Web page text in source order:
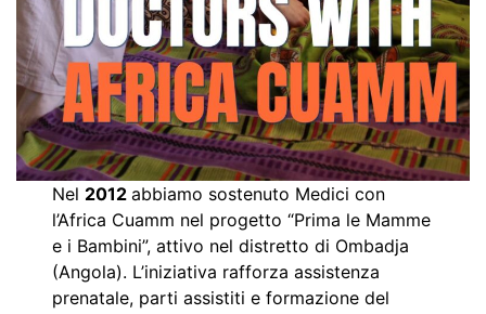
Nel 2012abbiamo sostenuto Medici con
l’Africa Cuamm nel progetto “Prima le Mamme
e i Bambini”, attivo nel distretto di Ombadja
(Angola). L’iniziativa rafforza assistenza
prenatale, parti assistiti e formazione del